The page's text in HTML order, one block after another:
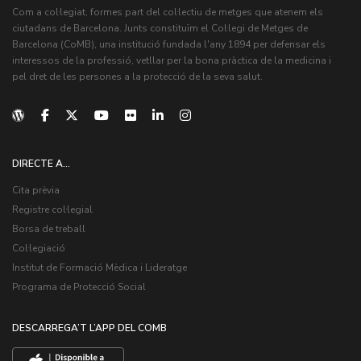
Com a col·legiat, formes part del col·lectiu de metges que atenem els
ciutadans de Barcelona. Junts constituïm el Col·legi de Metges de
Barcelona (CoMB), una institució fundada l'any 1894 per defensar els
interessos de la professió, vetllar per la bona pràctica de la medicina i
pel dret de les persones a la protecció de la seva salut.
DIRECTE A...
Cita prèvia
Registre col·legial
Borsa de treball
Col·legiació
Institut de Formació Mèdica i Lideratge
Programa de Protecció Social
DESCARREGA’T L’APP DEL COMB